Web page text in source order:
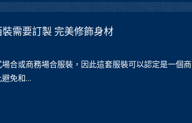
需要訂製 完美修飾身材
合或商務場合服裝，因此這套服裝可以認定是一個商
避免和…